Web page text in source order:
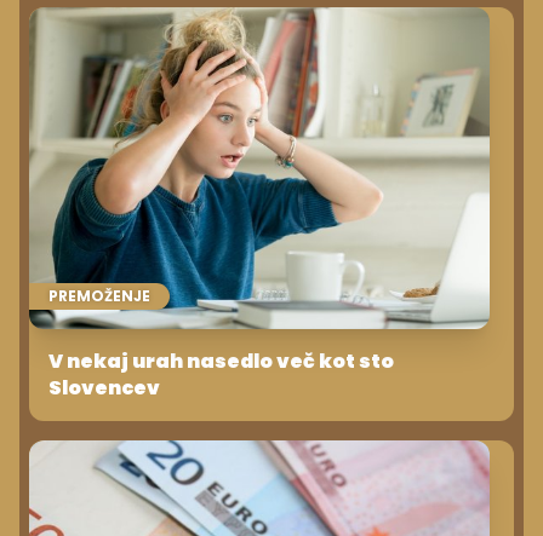
PREMOŽENJE
V nekaj urah nasedlo več kot sto
Slovencev